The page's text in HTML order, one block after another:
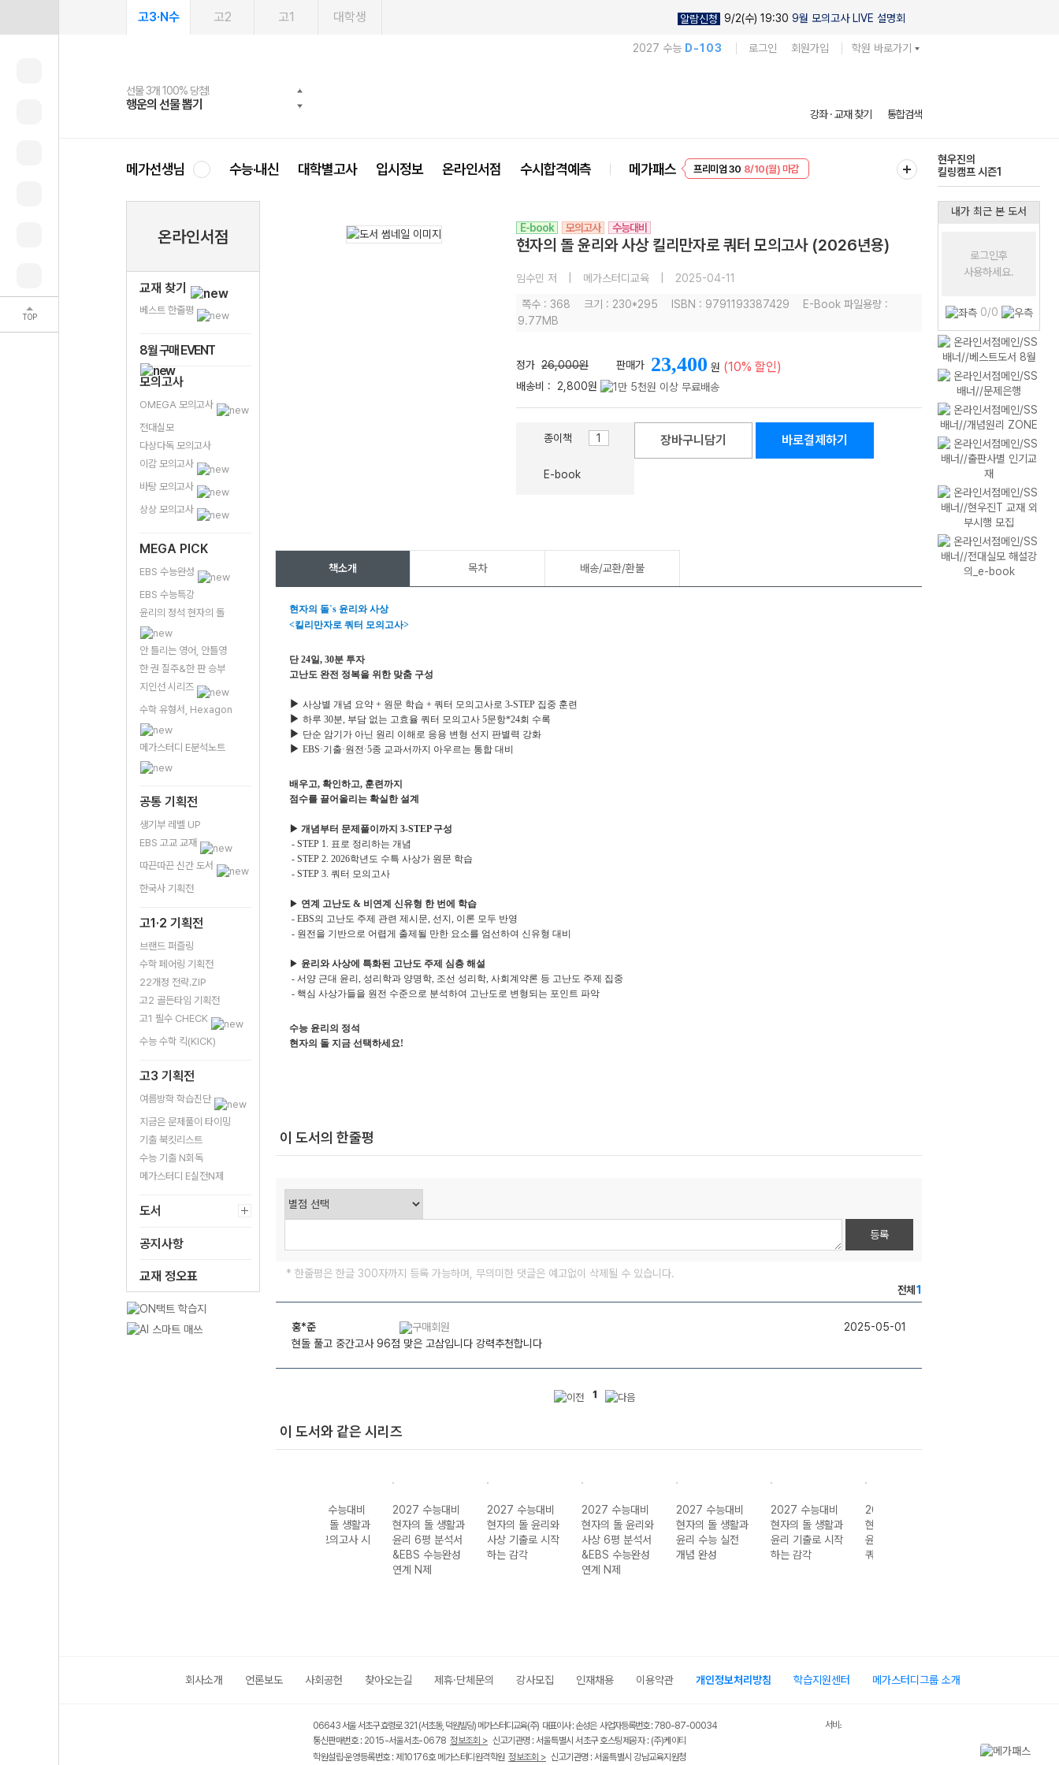
TOP
고3·N수 고2 고1 대학생 알람신청 9/2(수) 19:30 9월 모의고사 LIVE 설명회
2027 수능 D-103 로그인 회원가입 학원 바로가기
선물 3개 100% 당첨!
행운의 선물 뽑기
선물 100% 증정!
메가스터디 X 올리브
여름방학 스터디 캐시백
메가런 썸머스쿨
2027 러셀 단과
강사 공개선발
스마트러닝앱
설문 EVENT
메가패스
3일 무료 체험권
메가패스 수강생 무료혜택!
메가클럽 멤버십
사회공헌 캠페인
희망이룸 메가나눔
강좌 · 교재 찾기 통합검색
메가선생님 수능·내신 대학별고사 입시정보 온라인서점 수시합격예측 메가패스
프리미엄 30 8/10(월) 마감
현우진의
킬링캠프 시즌1
온라인서점
교재 찾기
베스트 한줄평
8월 구매 EVENT
모의고사
OMEGA 모의고사
전대실모
다상다독 모의고사
이감 모의고사
바탕 모의고사
상상 모의고사
MEGA PICK
EBS 수능완성
EBS 수능특강
윤리의 정석 현자의 돌
안 틀리는 영어, 안틀영
한 권 질주&한 판 승부
지인선 시리즈
수학 유형서, Hexagon
메가스터디 E분석노트
공통 기획전
생기부 레벨 UP
EBS 고교 교재
따끈따끈 신간 도서
한국사 기획전
고1·2 기획전
브랜드 퍼즐링
수학 페어링 기획전
22개정 전략.ZIP
고2 골든타임 기획전
고1 필수 CHECK
수능 수학 킥(KICK)
고3 기획전
여름방학 학습진단
지금은 문제풀이 타이밍
기출 북킷리스트
수능 기출 N회독
메가스터디 E실전N제
도서
공지사항
교재 정오표
E-book 모의고사 수능대비
현자의 돌 윤리와 사상 킬리만자로 쿼터 모의고사 (2026년용)
임수민 저 메가스터디교육 2025-04-11
쪽수 : 368 크기 : 230*295 ISBN : 9791193387429
E-Book 파일용량 :
9.77MB
정가 26,000원 판매가 23,400 원 (10% 할인)
배송비 : 2,800원
종이책
E-book
장바구니담기 바로결제하기
책소개 목차 배송/교환/환불
현자의 돌`s 윤리와 사상
<킬리만자로 쿼터 모의고사>
단 24일, 30분 투자
고난도 완전 정복을 위한 맞춤 구성
▶ 사상별 개념 요약 + 원문 학습 + 쿼터 모의고사로 3-STEP 집중 훈련
▶ 하루 30분, 부담 없는 고효율 쿼터 모의고사 5문항*24회 수록
▶ 단순 암기가 아닌 원리 이해로 응용 변형 선지 판별력 강화
▶ EBS·기출·원전·5종 교과서까지 아우르는 통합 대비
배우고, 확인하고, 훈련까지
점수를 끌어올리는 확실한 설계
▶ 개념부터 문제풀이까지 3-STEP 구성
- STEP 1. 표로 정리하는 개념
- STEP 2. 2026학년도 수특 사상가 원문 학습
- STEP 3. 쿼터 모의고사
▶ 연계 고난도 & 비연계 신유형 한 번에 학습
- EBS의 고난도 주제 관련 제시문, 선지, 이론 모두 반영
- 원전을 기반으로 어렵게 출제될 만한 요소를 엄선하여 신유형 대비
▶ 윤리와 사상에 특화된 고난도 주제 심층 해설
- 서양 근대 윤리, 성리학과 양명학, 조선 성리학, 사회계약론 등 고난도 주제 집중
- 핵심 사상가들을 원전 수준으로 분석하여 고난도로 변형되는 포인트 파악
수능 윤리의 정석
현자의 돌 지금 선택하세요!
이 도서의 한줄평
등록
* 한줄평은 한글 300자까지 등록 가능하며, 무의미한 댓글은 예고없이 삭제될 수 있습니다.
전체 1
홍*준
2025-05-01
현돌 풀고 중간고사 96점 맞은 고삼입니다 강력추천합니다
1
이 도서와 같은 시리즈
2027 수능대비
현자의 돌 생활과
윤리 6평 분석서
&EBS 수능완성
2027 수능대비
현자의 돌 윤리와
사상 기출로 시작
하는 감각
2027 수능대비
현자의 돌 윤리와
사상 6평 분석서
&EBS 수능완성
2027 수능대비
현자의 돌 생활과
윤리 수능 실전
개념 완성
2027 수능대비
현자의 돌 생활과
윤리 기출로 시작
하는 감각
2027 수능대비
현자의 돌 생활과
윤리 킬리만자로
쿼터 모의고사
내가 최근 본 도서
로그인후
사용하세요.
0/0
회사소개 언론보도 사회공헌 찾아오는길 제휴·단체문의 강사모집 인재채용 이용약관 개인정보처리방침 학습지원센터 메가스터디그룹 소개
06643 서울 서초구 효령로 321 (서초동, 덕원빌딩) 메가스터디교육(주) 대표이사 : 손성은 사업자등록번호 : 780-87-00034
통신판매번호 : 2015-서울서초-0678 정보조회 > 신고기관명 : 서울특별시 서초구 호스팅제공자 : (주)케이티
학원설립·운영등록번호 : 제10176호 메가스터디원격학원 정보조회 > 신고기관명 : 서울특별시 강남교육지원청
서비스 가입사실 확인